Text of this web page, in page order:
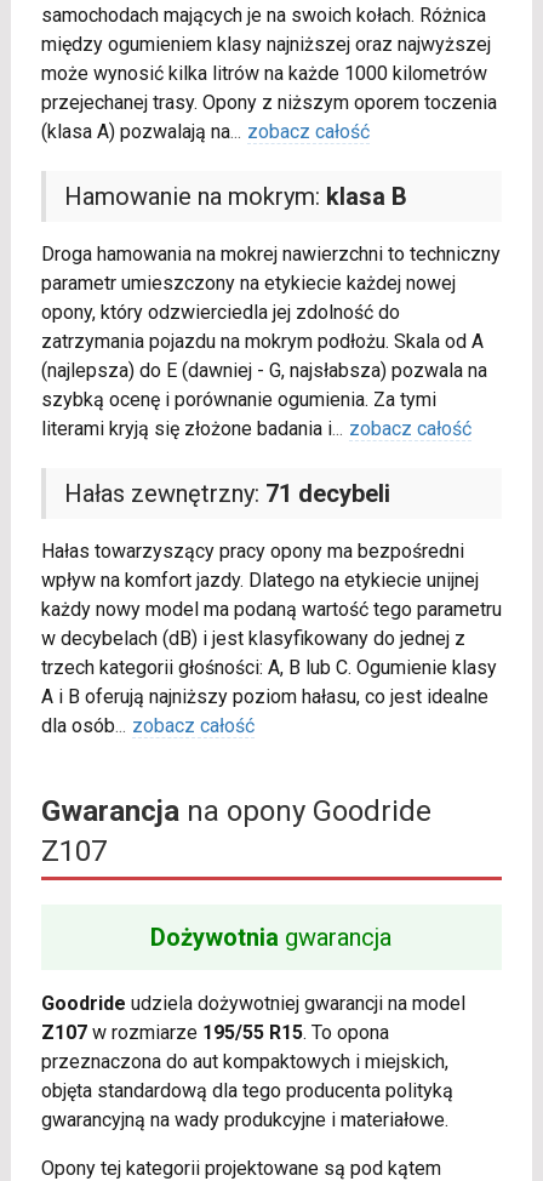
samochodach mających je na swoich kołach. Różnica
między ogumieniem klasy najniższej oraz najwyższej
może wynosić kilka litrów na każde 1000 kilometrów
przejechanej trasy. Opony z niższym oporem toczenia
(klasa A) pozwalają na... zobacz całość
Hamowanie na mokrym: klasa B
Droga hamowania na mokrej nawierzchni to techniczny
parametr umieszczony na etykiecie każdej nowej
opony, który odzwierciedla jej zdolność do
zatrzymania pojazdu na mokrym podłożu. Skala od A
(najlepsza) do E (dawniej - G, najsłabsza) pozwala na
szybką ocenę i porównanie ogumienia. Za tymi
literami kryją się złożone badania i... zobacz całość
Hałas zewnętrzny: 71 decybeli
Hałas towarzyszący pracy opony ma bezpośredni
wpływ na komfort jazdy. Dlatego na etykiecie unijnej
każdy nowy model ma podaną wartość tego parametru
w decybelach (dB) i jest klasyfikowany do jednej z
trzech kategorii głośności: A, B lub C. Ogumienie klasy
A i B oferują najniższy poziom hałasu, co jest idealne
dla osób... zobacz całość
Gwarancjana opony Goodride
Z107
Dożywotnia gwarancja
Goodride udziela dożywotniej gwarancji na model
Z107w rozmiarze 195/55 R15. To opona
przeznaczona do aut kompaktowych i miejskich,
objęta standardową dla tego producenta polityką
gwarancyjną na wady produkcyjne i materiałowe.
Opony tej kategorii projektowane są pod kątem